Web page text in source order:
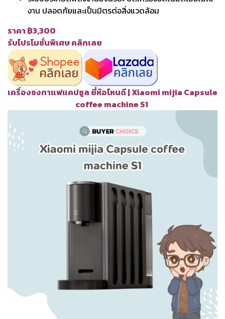
งาน ปลอดภัยและเป็นมิตรต่อสิ่งแวดล้อม
ราคา ฿3,300
รับโปรโมชั่นพิเศษ คลิกเลย
เครื่องชงกาแฟแคปซูล ยี่ห้อไหนดี | Xiaomi mijia Capsule
coffee machine S1